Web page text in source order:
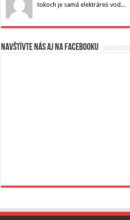
tokoch je samá elektráreň vod...
Navštívte nás aj na Facebooku